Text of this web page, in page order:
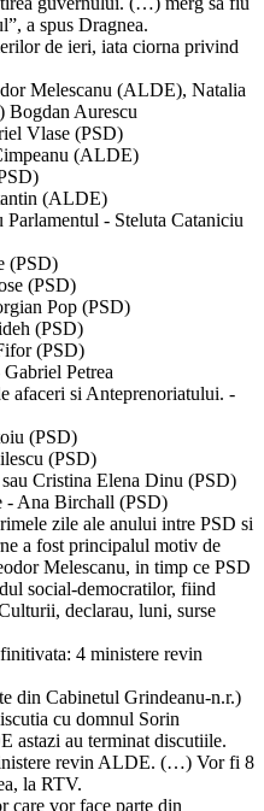
a spus Dragnea.
de ieri, iata ciorna privind
Melescanu (ALDE), Natalia
Bogdan Aurescu
Vlase (PSD)
(ALDE)
(ALDE)
- Steluta Cataniciu
(PSD)
(PSD)
Pop (PSD)
(PSD)
(PSD)
Petrea
afaceri si Anteprenoriatului. -
(PSD)
(PSD)
Cristina Elena Dinu (PSD)
- Ana Birchall (PSD)
zile ale anului intre PSD si
a fost principalul motiv de
Melescanu, in timp ce PSD
social-democratilor, fiind
declarau, luni, surse
4 ministere revin
din Cabinetul Grindeanu-n.r.)
cu domnul Sorin
au terminat discutiile.
revin ALDE. (…) Vor fi 8
la RTV.
care vor face parte din